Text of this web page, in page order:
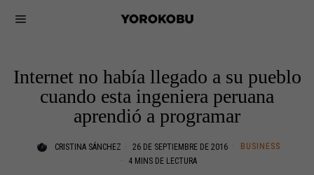
Internet no había llegado a su pueblo
cuando esta ingeniera peruana
aprendió a programar
CRISTINA SÁNCHEZ 26 DE SEPTIEMBRE DE 2016
BUSINESS
4 MINS DE LECTURA